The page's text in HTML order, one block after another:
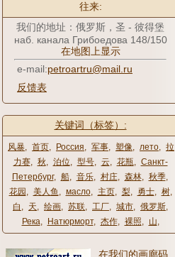
往来:
我们的地址：俄罗斯，圣 - 彼得堡
наб. канала Грибоедова 148/150
在地图上显示
e-mail:petroartru@mail.ru
反馈表
关键词（标签）:
风暴, 首页, Россия, 军事, 塑像, лето, 拉
力赛, 秋, 泊位, 型号, 云, 花瓶, Санкт-
Петербург, 船, 音乐, 村庄, 森林, 秋季,
花园 , 美人鱼 , масло, 主页, 梨, 勇士, 树,
白 , 天, 绘画, 苏联, 工厂, 城市, 俄罗斯,
Река, Натюрморт, 杰作, 裸照, 山,
在我们的画廊码